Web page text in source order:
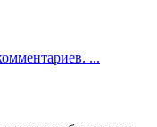
...